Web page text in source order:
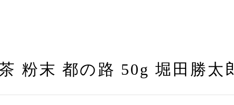
粉末 都の路 50g 堀田勝太